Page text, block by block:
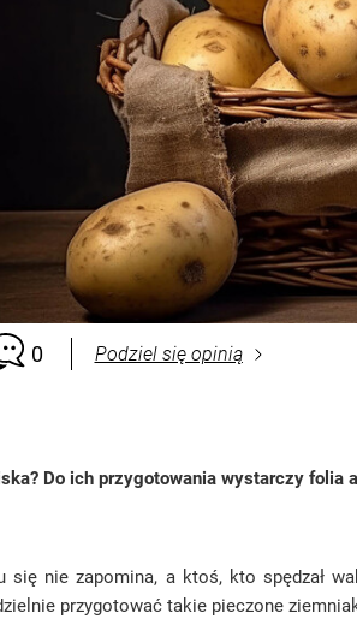
0 Podziel się opinią
Do ich przygotowania wystarczy folia
nie zapomina, a ktoś, kto spędzał
przygotować takie pieczone